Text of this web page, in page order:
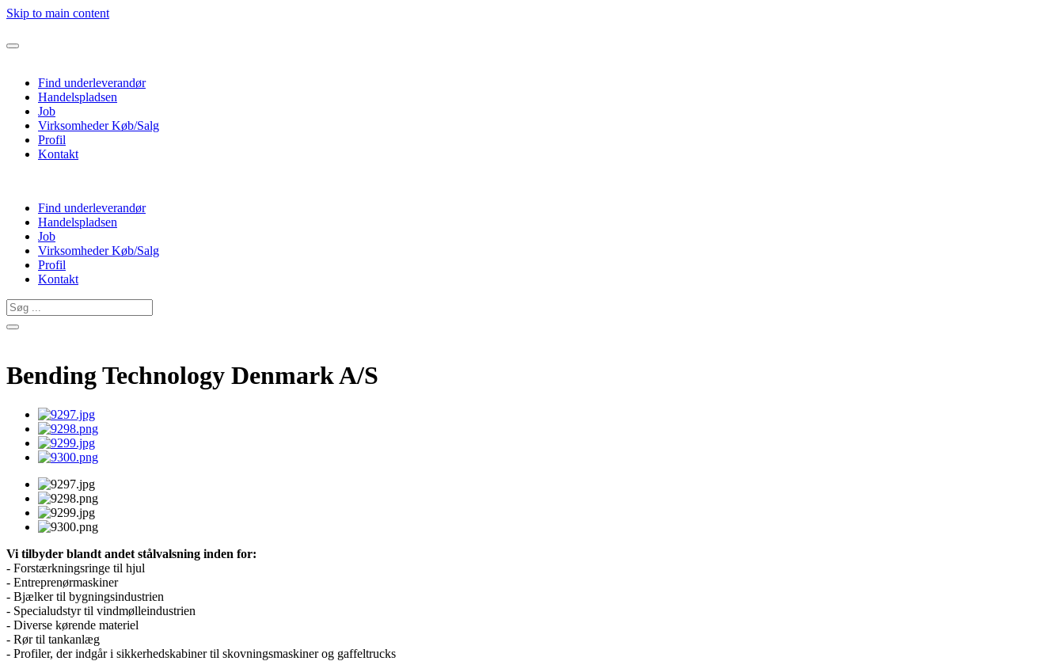
Skip to main content
Find underleverandør
Handelspladsen
Job
Virksomheder Køb/Salg
Profil
Kontakt
Find underleverandør
Handelspladsen
Job
Virksomheder Køb/Salg
Profil
Kontakt
Bending Technology Denmark A/S
Vi tilbyder blandt andet stålvalsning inden for:
- Forstærkningsringe til hjul
- Entreprenørmaskiner
- Bjælker til bygningsindustrien
- Specialudstyr til vindmølleindustrien
- Diverse kørende materiel
- Rør til tankanlæg
- Profiler, der indgår i sikkerhedskabiner til skovningsmaskiner og gaffeltrucks